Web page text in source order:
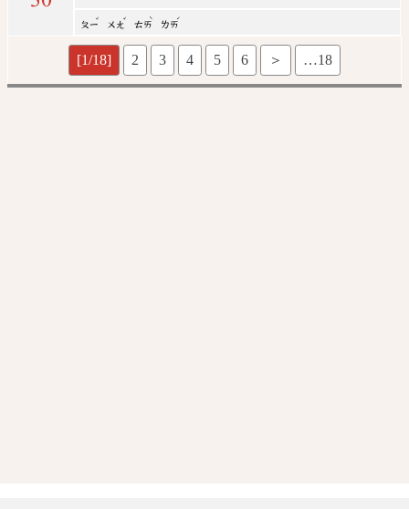
ㄆㄧ
ˇ
ㄨㄤ
ˇ
ㄊㄞ
ˋ
ㄌㄞ
ˊ
[1/18] 2 3 4 5 6 ＞ …18